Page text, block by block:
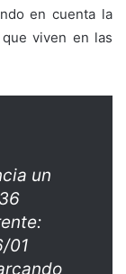
en cuenta la
viven en las
un
01